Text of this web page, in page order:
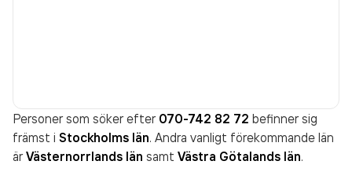
Personer som söker efter 070-742 82 72 befinner sig
främst i Stockholms län. Andra vanligt förekommande län
är Västernorrlands län samt Västra Götalands län.